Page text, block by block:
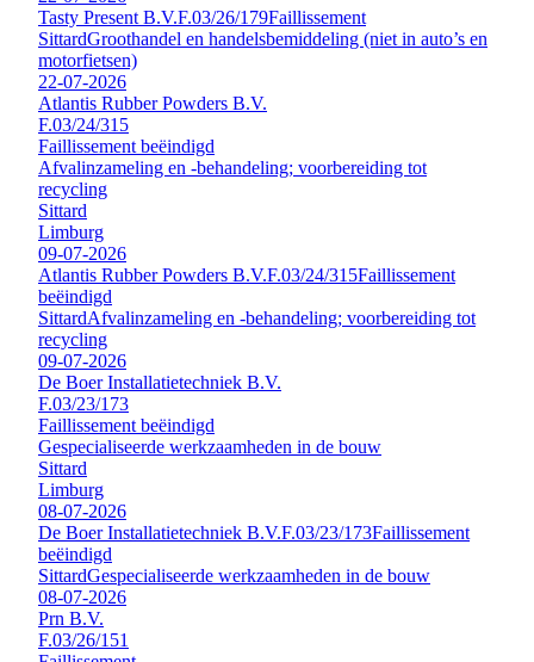
Tasty Present B.V.F.03/26/179Faillissement
SittardGroothandel en handelsbemiddeling (niet in auto’s en
motorfietsen)
22-07-2026
Atlantis Rubber Powders B.V.
F.03/24/315
Faillissement beëindigd
Afvalinzameling en -behandeling; voorbereiding tot
recycling
Sittard
Limburg
09-07-2026
Atlantis Rubber Powders B.V.F.03/24/315Faillissement
beëindigd
SittardAfvalinzameling en -behandeling; voorbereiding tot
recycling
09-07-2026
De Boer Installatietechniek B.V.
F.03/23/173
Faillissement beëindigd
Gespecialiseerde werkzaamheden in de bouw
Sittard
Limburg
08-07-2026
De Boer Installatietechniek B.V.F.03/23/173Faillissement
beëindigd
SittardGespecialiseerde werkzaamheden in de bouw
08-07-2026
Prn B.V.
F.03/26/151